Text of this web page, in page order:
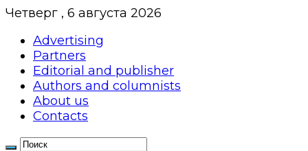
Четверг , 6 августа 2026
Advertising
Partners
Editorial and publisher
Authors and columnists
About us
Contacts